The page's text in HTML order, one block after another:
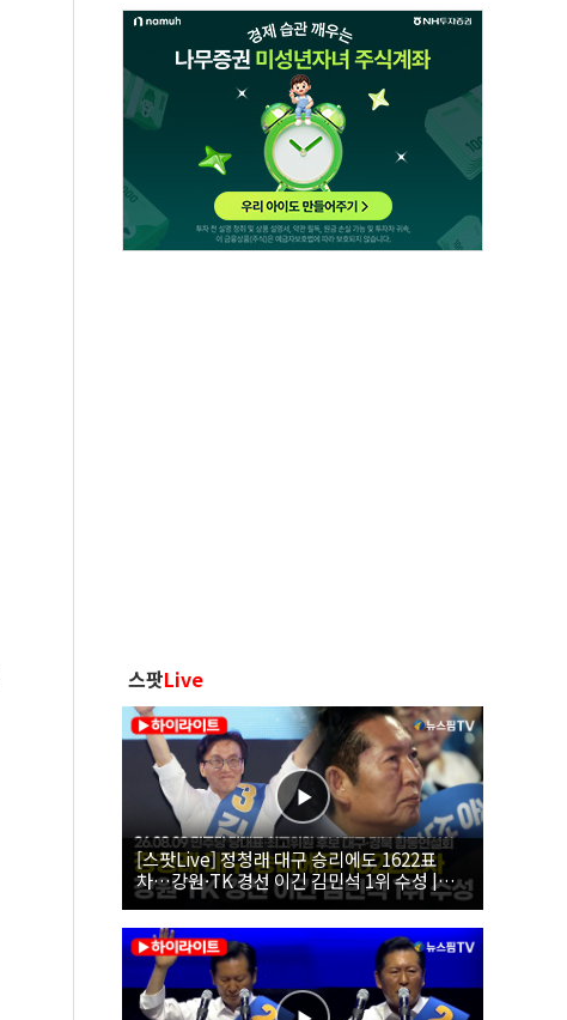
스팟Live
[스팟Live] 정청래 대구 승리에도 1622표
차…강원·TK 경선 이긴 김민석 1위 수성 |
26.08.09 더불어민주당 당대표·최고위원 후
보 대구·경북 합동연설회